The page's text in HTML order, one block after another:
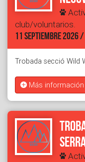
club/voluntarios.
11 SEPTIEMBRE 2026 /
Trobada secció Wild
Más información